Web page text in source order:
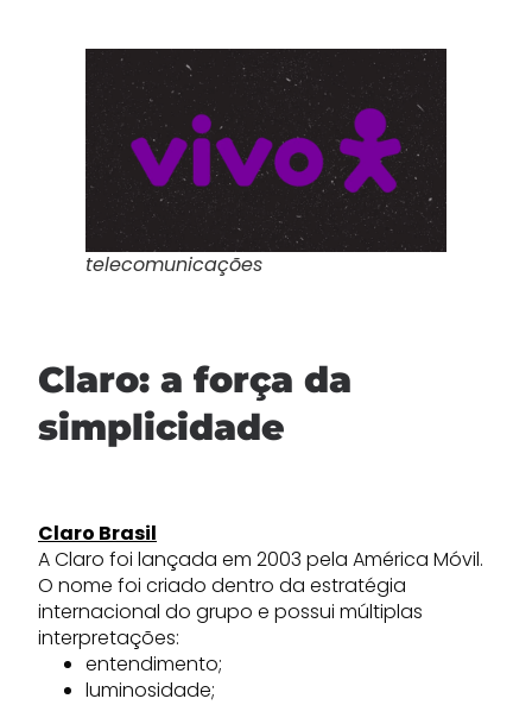
telecomunicações
Claro: a força da
simplicidade
Claro Brasil
A Claro foi lançada em 2003 pela América Móvil.
O nome foi criado dentro da estratégia
internacional do grupo e possui múltiplas
interpretações:
entendimento;
luminosidade;